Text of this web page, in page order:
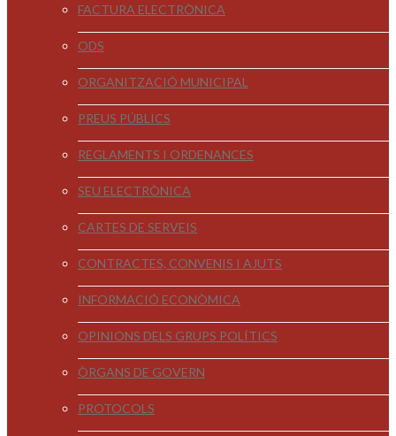
FACTURA ELECTRÒNICA
ODS
ORGANITZACIÓ MUNICIPAL
PREUS PÚBLICS
REGLAMENTS I ORDENANCES
SEU ELECTRÒNICA
CARTES DE SERVEIS
CONTRACTES, CONVENIS I AJUTS
INFORMACIÓ ECONÒMICA
OPINIONS DELS GRUPS POLÍTICS
ÒRGANS DE GOVERN
PROTOCOLS